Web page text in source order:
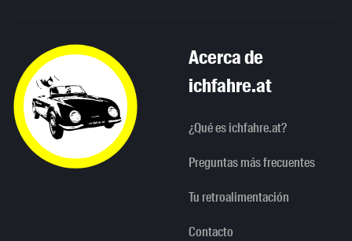
Acerca de
ichfahre.at
¿Qué es ichfahre.at?
Preguntas más frecuentes
Tu retroalimentación
Contacto